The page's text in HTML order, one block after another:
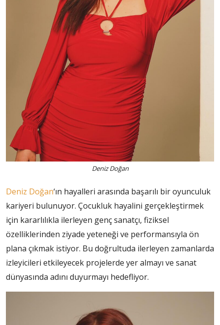
Deniz Doğan
Deniz Doğan‘ın hayalleri arasında başarılı bir oyunculuk
kariyeri bulunuyor. Çocukluk hayalini gerçekleştirmek
için kararlılıkla ilerleyen genç sanatçı, fiziksel
özelliklerinden ziyade yeteneği ve performansıyla ön
plana çıkmak istiyor. Bu doğrultuda ilerleyen zamanlarda
izleyicileri etkileyecek projelerde yer almayı ve sanat
dünyasında adını duyurmayı hedefliyor.